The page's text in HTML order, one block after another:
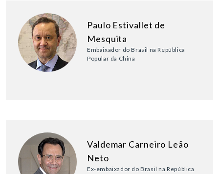
Paulo Estivallet de
Mesquita
Embaixador do Brasil na República
Popular da China
Valdemar Carneiro Leão
Neto
Ex-embaixador do Brasil na República